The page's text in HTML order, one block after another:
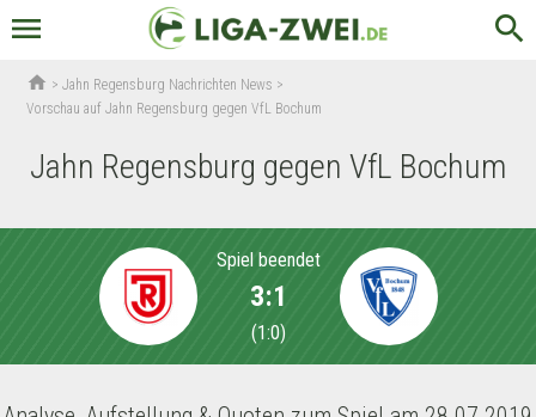
menu search
home >Jahn Regensburg Nachrichten News >
Vorschau auf Jahn Regensburg gegen VfL Bochum
Jahn Regensburg gegen VfL Bochum
Spiel beendet
3:1
(1:0)